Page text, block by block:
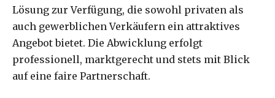
Lösung zur Verfügung, die sowohl privaten als
auch gewerblichen Verkäufern ein attraktives
Angebot bietet. Die Abwicklung erfolgt
professionell, marktgerecht und stets mit Blick
auf eine faire Partnerschaft.